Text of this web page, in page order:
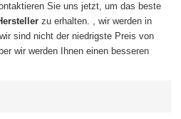
Sie uns jetzt, um das beste
zu erhalten. , wir werden in
sind nicht der niedrigste Preis von
wir werden Ihnen einen besseren